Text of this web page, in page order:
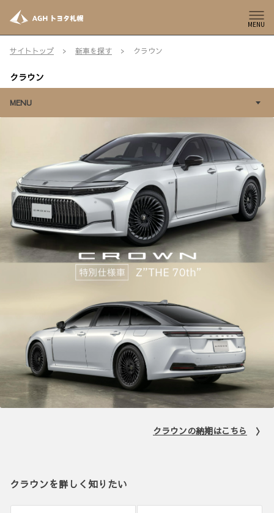
MENU
サイトトップ 新車を探す クラウン
クラウン
MENU
クラウンの納期はこちら 〉
クラウンを詳しく知りたい